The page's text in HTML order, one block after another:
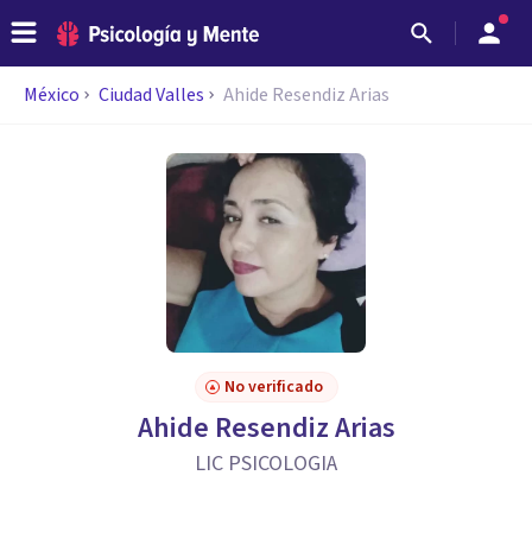
México Ciudad Valles Ahide Resendiz Arias
No verificado
Ahide Resendiz Arias
LIC PSICOLOGIA